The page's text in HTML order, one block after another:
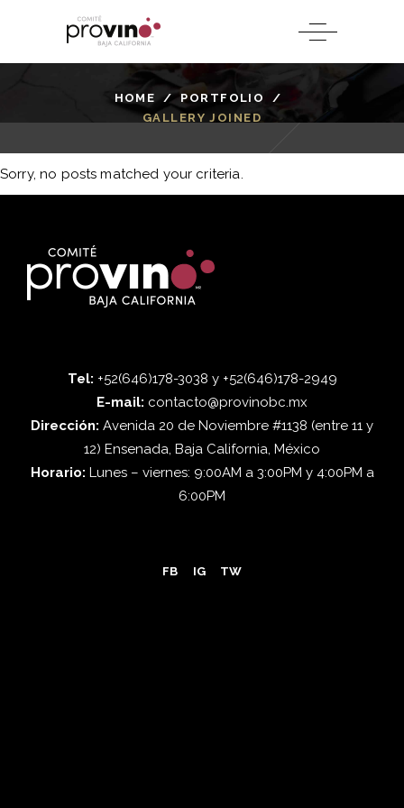
HOME /PORTFOLIO
/
GALLERY JOINED
Sorry, no posts matched your criteria.
Tel: +52(646)178-3038 y +52(646)178-2949
E-mail: contacto@provinobc.mx
Dirección: Avenida 20 de Noviembre #1138 (entre 11 y
12) Ensenada, Baja California, México
Horario: Lunes – viernes: 9:00AM a 3:00PM y 4:00PM a
6:00PM
FB IG TW